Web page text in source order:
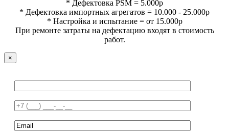
* Дефектовка PSM = 5.000р
* Дефектовка импортных агрегатов = 10.000 - 25.000р
* Настройка и испытание = от 15.000р
При ремонте затраты на дефектацию входят в стоимость
работ.
×